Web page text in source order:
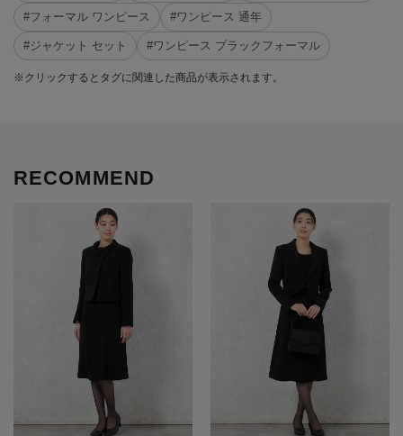
#フォーマル ワンピース #ワンピース 通年
#ジャケット セット #ワンピース ブラックフォーマル
※クリックするとタグに関連した商品が表示されます。
RECOMMEND